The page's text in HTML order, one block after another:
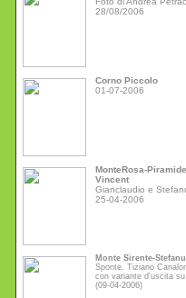
28/08/2006
Corno Piccolo
01-07-2006
MonteRosa-Piramide
Vincent
Gianclaudio e
25-04-2006
Monte Sirente-
Sponte, Tiziano
con variante d'uscita
(09-04-2006)